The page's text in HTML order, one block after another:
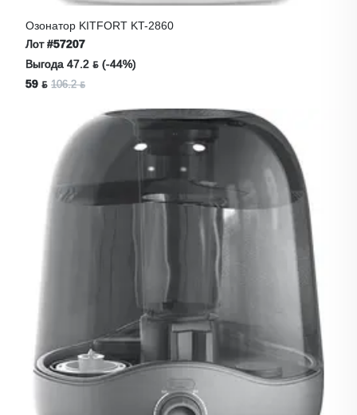
Озонатор KITFORT KT-2860
Лот#57207
Выгода 47.2 ƃ (-44%)
59 ƃ 106.2 ƃ